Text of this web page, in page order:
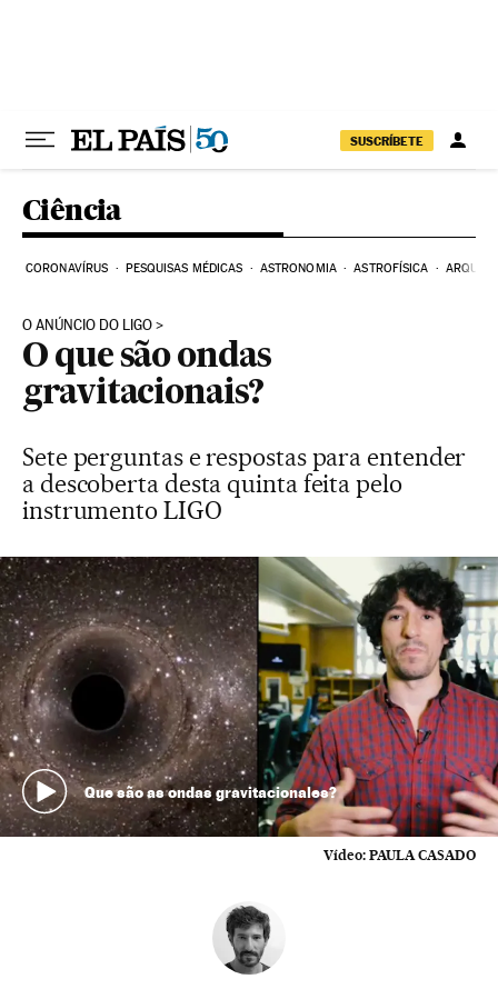
SUSCRÍBETE
Ciência
CORONAVÍRUS PESQUISAS MÉDICAS ASTRONOMIA ASTROFÍSICA
O ANÚNCIO DO LIGO
O que são ondas
gravitacionais?
Sete perguntas e respostas para entender
a descoberta desta quinta feita pelo
instrumento LIGO
Que são as ondas gravitacionales?
Vídeo: PAULA CASADO